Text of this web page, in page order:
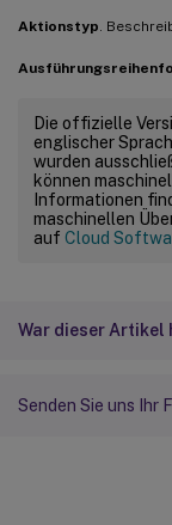
Aktionstyp .
Die offizielle
englischer
wurden
können
Informationen
maschinellen
auf Cloud
War dieser
Senden Sie uns Ihr